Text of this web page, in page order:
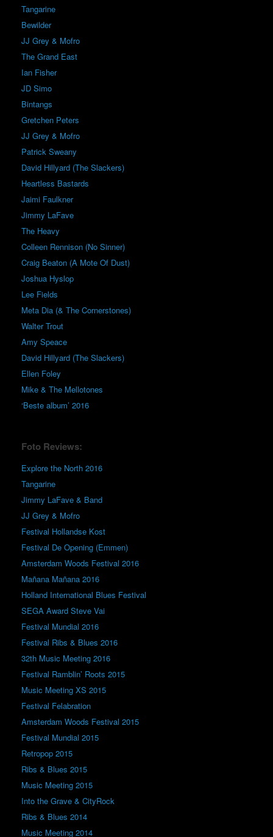
Tangarine
Bewilder
JJ Grey & Mofro
The Grand East
Ian Fisher
JD Simo
Bintangs
Gretchen Peters
JJ Grey & Mofro
Patrick Sweany
David Hillyard (The Slackers)
Heartless Bastards
Jaimi Faulkner
Jimmy LaFave
The Heavy
Colleen Rennison (No Sinner)
Craig Beaton (A Mote Of Dust)
Joshua Hyslop
Lee Fields
Meta Dia (& The Cornerstones)
Walter Trout
Amy Speace
David Hillyard (The Slackers)
Ellen Foley
Mike & The Mellotones
‘Beste album’ 2016
Foto Reviews:
Explore the North 2016
Tangarine
Jimmy LaFave & Band
JJ Grey & Mofro
Festival Hollandse Kost
Festival De Opening (Emmen)
Amsterdam Woods Festival 2016
Mañana Mañana 2016
Holland International Blues Festival
SEGA Award Steve Vai
Festival Mundial 2016
Festival Ribs & Blues 2016
32th Music Meeting 2016
Festival Ramblin’ Roots 2015
Music Meeting XS 2015
Festival Felabration
Amsterdam Woods Festival 2015
Festival Mundial 2015
Retropop 2015
Ribs & Blues 2015
Music Meeting 2015
Into the Grave & CityRock
Ribs & Blues 2014
Music Meeting 2014